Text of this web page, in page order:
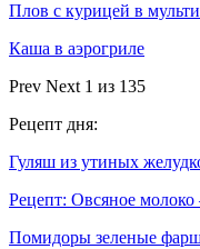
Плов с курицей в
Каша в аэрогриле
Prev Next 1 из 135
Рецепт дня:
Гуляш из утиных
Рецепт: Овсяное
Помидоры зеленые